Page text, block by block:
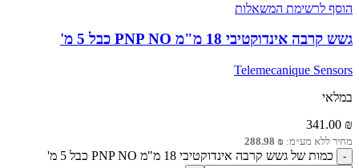
הוסף לרשימת המשאלות
גשש קרבה אינדוקטיבי 18 מ"מ PNP NO כבל 5 מ'
Telemecanique Sensors
במלאי
341.00 ₪
מחיר ללא מע״מ: 288.98 ₪
כמות של גשש קרבה אינדוקטיבי 18 מ"מ PNP NO כבל 5 מ'